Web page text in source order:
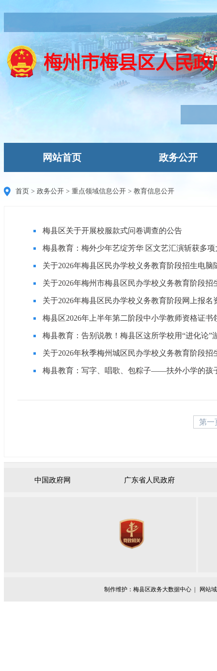
网站首页 政务公开
首页 > 政务公开 > 重点领域信息公开 > 教育信息公开
梅县区关于开展校服款式问卷调查的公告
梅县教育：梅外少年艺绽芳华 区文艺汇演斩获多项
关于2026年梅县区民办学校义务教育阶段招生电
关于2026年梅州市梅县区民办学校义务教育阶段
关于2026年梅县区民办学校义务教育阶段网上报名
梅县区2026年上半年第二阶段中小学教师资格证书
梅县教育：告别说教！梅县区这所学校用“进化论”
关于2026年秋季梅州城区民办学校义务教育阶段
梅县教育：写字、唱歌、包粽子——扶外小学的孩
第一
中国政府网 广东省人民政府
制作维护：梅县区政务大数据中心 | 网站